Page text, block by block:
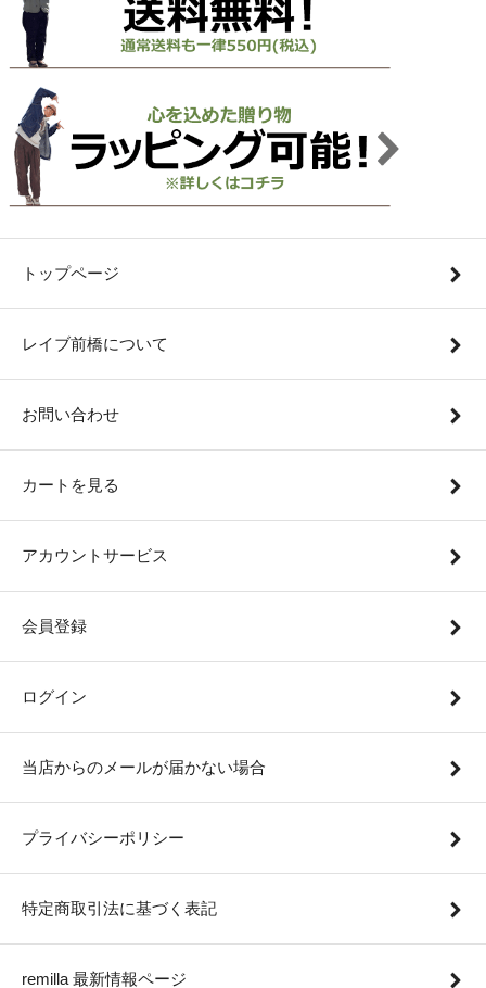
トップページ
レイブ前橋について
お問い合わせ
カートを見る
アカウントサービス
会員登録
ログイン
当店からのメールが届かない場合
プライバシーポリシー
特定商取引法に基づく表記
remilla 最新情報ページ